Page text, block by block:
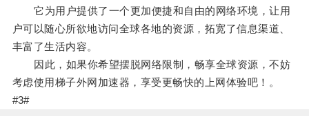
它为用户提供了一个更加便捷和自由的网络环境，让用
户可以随心所欲地访问全球各地的资源，拓宽了信息渠道、
丰富了生活内容。
因此，如果你希望摆脱网络限制，畅享全球资源，不妨
考虑使用梯子外网加速器，享受更畅快的上网体验吧！。
#3#